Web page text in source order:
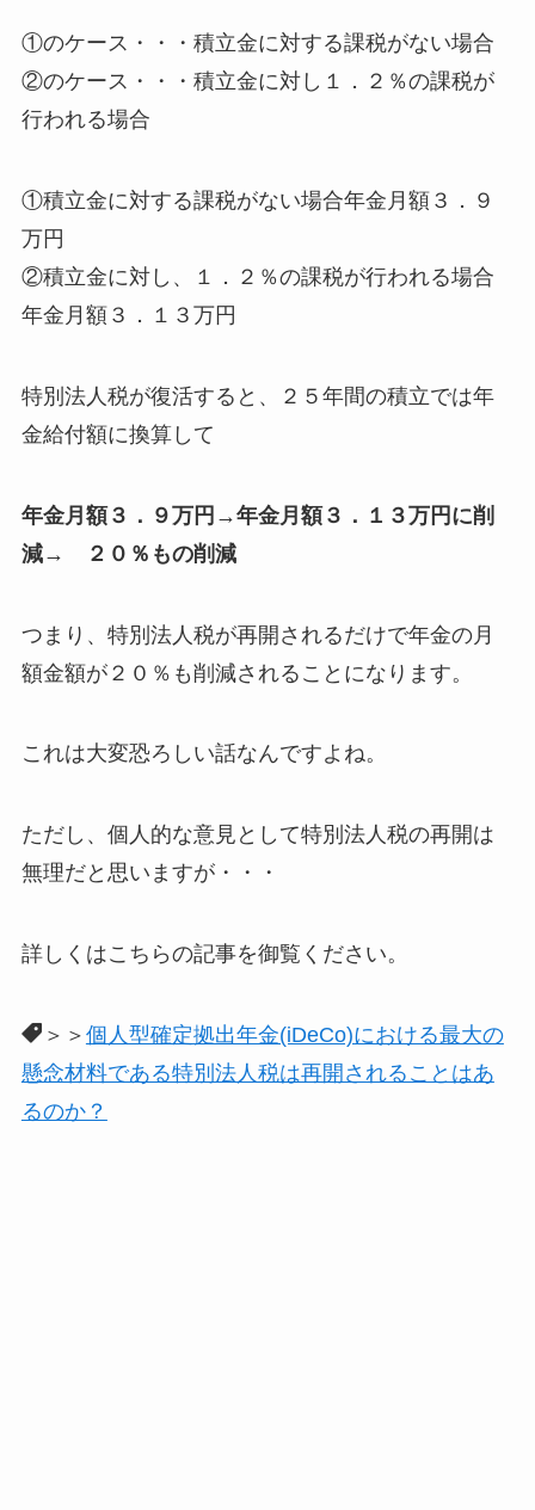
①のケース・・・積立金に対する課税がない場合
②のケース・・・積立金に対し１．２％の課税が
行われる場合
①積立金に対する課税がない場合年金月額３．９
万円
②積立金に対し、１．２％の課税が行われる場合
年金月額３．１３万円
特別法人税が復活すると、２５年間の積立では年
金給付額に換算して
年金月額３．９万円→年金月額３．１３万円に削
減→
２０％もの削減
つまり、特別法人税が再開されるだけで年金の月
額金額が２０％も削減されることになります。
これは大変恐ろしい話なんですよね。
ただし、個人的な意見として特別法人税の再開は
無理だと思いますが・・・
詳しくはこちらの記事を御覧ください。
＞＞ 個人型確定拠出年金(iDeCo)における最大の
懸念材料である特別法人税は再開されることはあ
るのか？